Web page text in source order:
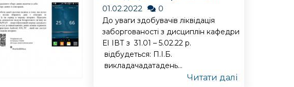
01.02.2022
0
До уваги здобувачів ліквідація
заборгованості з дисциплін кафедри
ЕІ ІВТ з 31.01 – 5.02.22 р.
відбудеться: П.І.Б.
викладачадатадень...
Читати далі